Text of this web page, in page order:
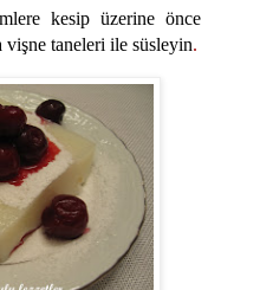
kesip üzerine önce
vişne taneleri ile süsleyin.